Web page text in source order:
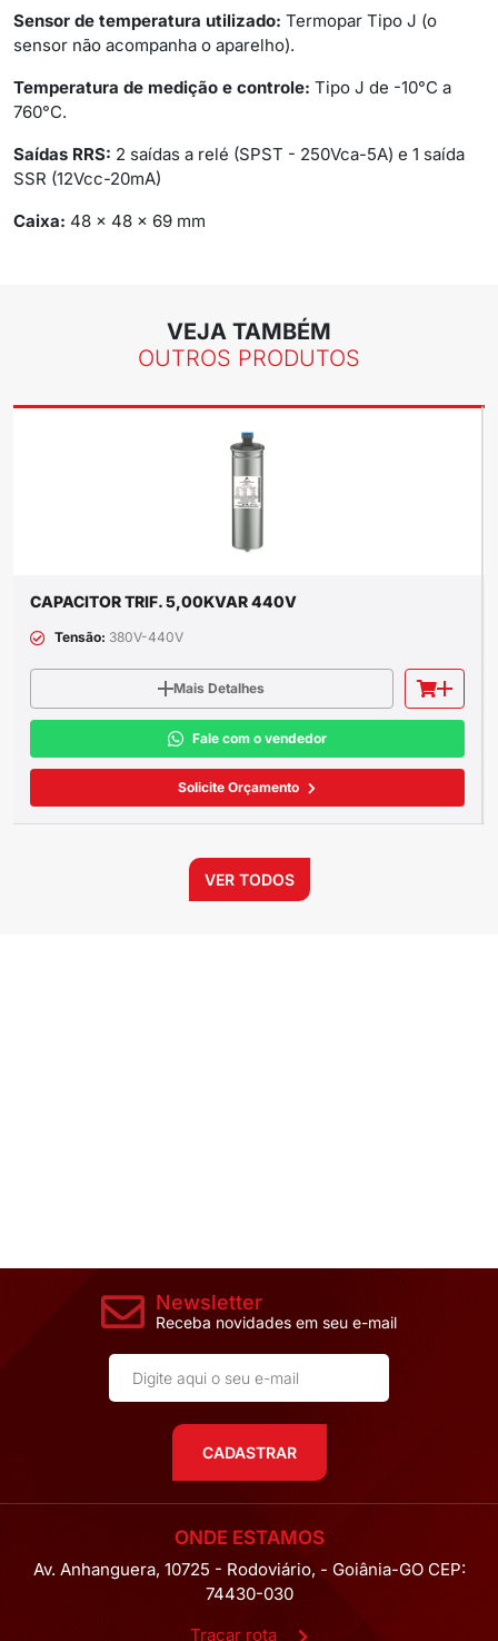
Sensor de temperatura utilizado: Termopar Tipo J (o
sensor não acompanha o aparelho).
Temperatura de medição e controle: Tipo J de -10°C a
760°C.
Saídas RRS: 2 saídas a relé (SPST - 250Vca-5A) e 1 saída
SSR (12Vcc-20mA)
Caixa: 48 x 48 x 69 mm
VEJA TAMBÉM
OUTROS PRODUTOS
CAPACITOR TRIF. 5,00KVAR 440V
Tensão: 380V-440V
Mais Detalhes
Fale com o vendedor
Solicite Orçamento
VER TODOS
Newsletter
Receba novidades em seu e-mail
CADASTRAR
ONDE ESTAMOS
Av. Anhanguera, 10725 - Rodoviário, - Goiânia-GO CEP:
74430-030
Traçar rota